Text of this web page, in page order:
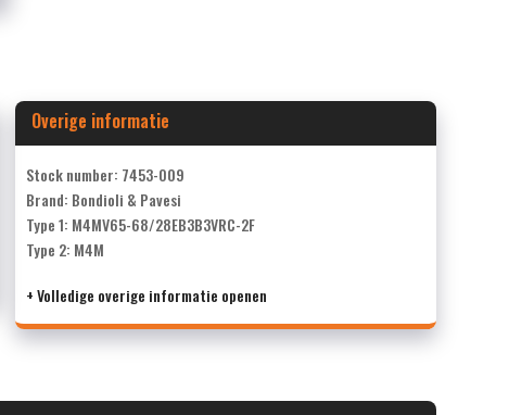
Overige informatie
Stock number: 7453-009
Brand: Bondioli & Pavesi
Type 1: M4MV65-68/28EB3B3VRC-2F
Type 2: M4M
+ Volledige overige informatie openen